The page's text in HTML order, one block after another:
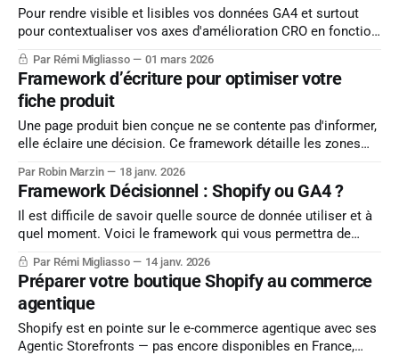
Pour rendre visible et lisibles vos données GA4 et surtout
pour contextualiser vos axes d'amélioration CRO en fonction
dashboard CRO complet. Une installation en un clic, un
affichage en temps réel de vos KPI : le bon système pour
questionner
Par Rémi Migliasso 01 mars 2026
Framework d’écriture pour optimiser votre
fiche produit
Une page produit bien conçue ne se contente pas d'informer,
elle éclaire une décision. Ce framework détaille les zones
utilisateur et les contenus à y intégrer. Utilisez-le pour
auditer vos pages actuelles (bloc par bloc,
Par Robin Marzin 18 janv. 2026
Framework Décisionnel : Shopify ou GA4 ?
Il est difficile de savoir quelle source de donnée utiliser et à
quel moment. Voici le framework qui vous permettra de
souhaitez réaliser. C'est simple et binaire.
Par Rémi Migliasso 14 janv. 2026
Préparer votre boutique Shopify au commerce
agentique
Shopify est en pointe sur le e-commerce agentique avec ses
Agentic Storefronts — pas encore disponibles en France,